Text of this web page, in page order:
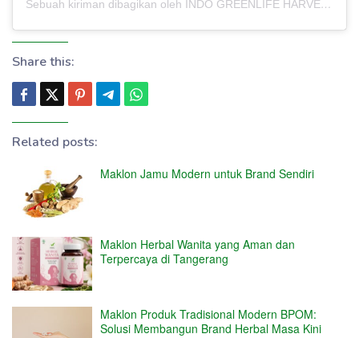
Sebuah kiriman dibagikan oleh INDO GREENLIFE HARVEST – PABRIK MAKLON (@indogreenlifeharvest)
Share this:
Related posts:
Maklon Jamu Modern untuk Brand Sendiri
Maklon Herbal Wanita yang Aman dan
Terpercaya di Tangerang
Maklon Produk Tradisional Modern BPOM:
Solusi Membangun Brand Herbal Masa Kini